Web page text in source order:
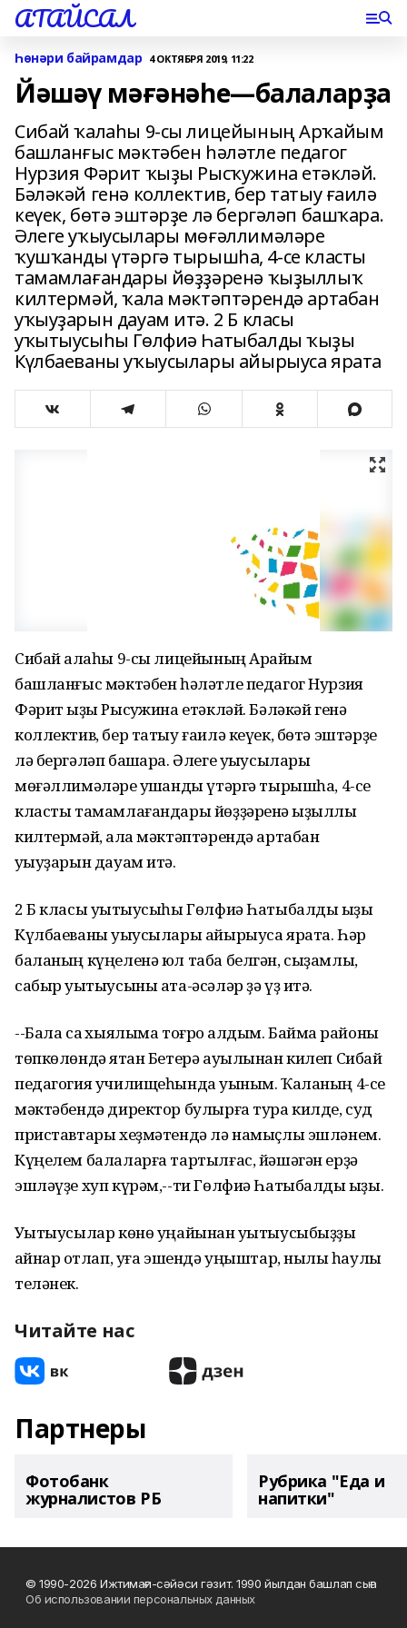
АТАЙСАЛ
Һөнәри байрамдар 4 ОКТЯБРЯ 2019, 11:22
Йәшәү мәғәнәһе—балаларҙа
Сибай ҡалаһы 9-сы лицейының Арҡайым
башланғыс мәктәбен һәләтле педагог
Нурзия Фәрит ҡыҙы Рысҡужина етәкләй.
Бәләкәй генә коллектив, бер татыу ғаилә
кеүек, бөтә эштәрҙе лә бергәләп башҡара.
Әлеге уҡыусылары мөғәллимәләре
ҡушҡанды үтәргә тырышһа, 4-се класты
тамамлағандары йөҙҙәренә ҡыҙыллыҡ
килтермәй, ҡала мәктәптәрендә артабан
уҡыуҙарын дауам итә. 2 Б класы
уҡытыусыһы Гөлфиә Һатыбалды ҡыҙы
Күлбаеваны уҡыусылары айырыуса ярата
Сибай ҡалаһы 9-сы лицейының Арҡайым
башланғыс мәктәбен һәләтле педагог Нурзия
Фәрит ҡыҙы Рысҡужина етәкләй. Бәләкәй генә
коллектив, бер татыу ғаилә кеүек, бөтә эштәрҙе
лә бергәләп башҡара. Әлеге уҡыусылары
мөғәллимәләре ҡушҡанды үтәргә тырышһа, 4-се
класты тамамлағандары йөҙҙәренә ҡыҙыллыҡ
килтермәй, ҡала мәктәптәрендә артабан
уҡыуҙарын дауам итә.
2 Б класы уҡытыусыһы Гөлфиә Һатыбалды ҡыҙы
Күлбаеваны уҡыусылары айырыуса ярата. Һәр
баланың күңеленә юл таба белгән, сыҙамлы,
сабыр уҡытыусыны ата-әсәләр ҙә үҙ итә.
--Бала саҡ хыялыма тоғро ҡалдым. Баймаҡ районы
төпкөлөндә ятҡан Бетерә ауылынан килеп Сибай
педагогия училищеһында уҡыным. Ҡаланың 4-се
мәктәбендә директор булырға тура килде, суд
приставтары хеҙмәтендә лә намыҫлы эшләнем.
Күңелем балаларға тартылғас, йәшәгән ерҙә
эшләүҙе хуп күрәм,--ти Гөлфиә Һатыбалды ҡыҙы.
Уҡытыусылар көнө уңайынан уҡытыусыбыҙҙы
ҡайнар ҡотлап, уға эшендә уңыштар, ныҡлы һаулыҡ
теләнек.
Читайте нас
Партнеры
Фотобанк
журналистов РБ
Рубрика "Еда и
напитки"
© 1990-2026 Ижтимағи-сәйәси гәзит. 1990 йылдан башлап сыға
Об использовании персональных данных